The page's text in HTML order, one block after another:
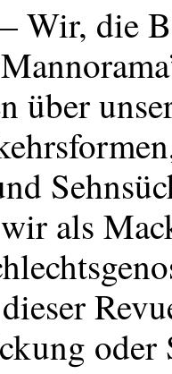
Wir, die
über
als